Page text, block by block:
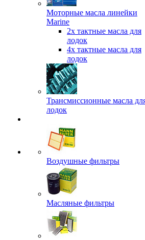
Моторные масла линейки
Marine
2х тактные масла для
лодок
4х тактные масла для
лодок
Трансмиссионные масла
лодок
Воздушные фильтры
Масляные фильтры